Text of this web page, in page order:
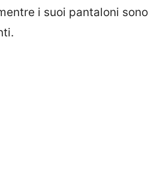
i suoi pantaloni sono